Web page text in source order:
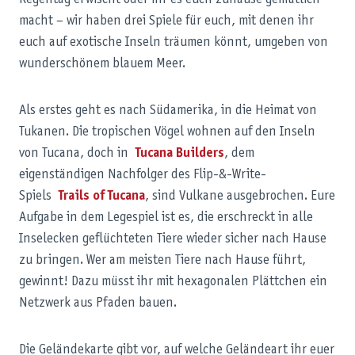
macht – wir haben drei Spiele für euch, mit denen ihr
euch auf exotische Inseln träumen könnt, umgeben von
wunderschönem blauem Meer.
Als erstes geht es nach Südamerika, in die Heimat von
Tukanen. Die tropischen Vögel wohnen auf den Inseln
von Tucana, doch in
Tucana Builders, dem
eigenständigen Nachfolger des Flip-&-Write-
Spiels
Trails of Tucana, sind Vulkane ausgebrochen. Eure
Aufgabe in dem Legespiel ist es, die erschreckt in alle
Inselecken geflüchteten Tiere wieder sicher nach Hause
zu bringen. Wer am meisten Tiere nach Hause führt,
gewinnt! Dazu müsst ihr mit hexagonalen Plättchen ein
Netzwerk aus Pfaden bauen.
Die Geländekarte gibt vor, auf welche Geländeart ihr euer